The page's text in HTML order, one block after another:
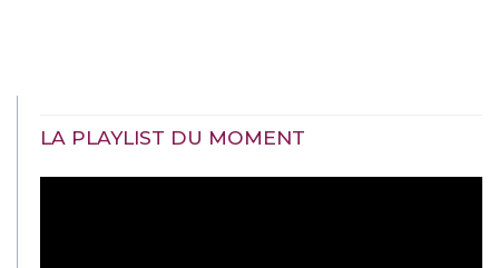
LA PLAYLIST DU MOMENT